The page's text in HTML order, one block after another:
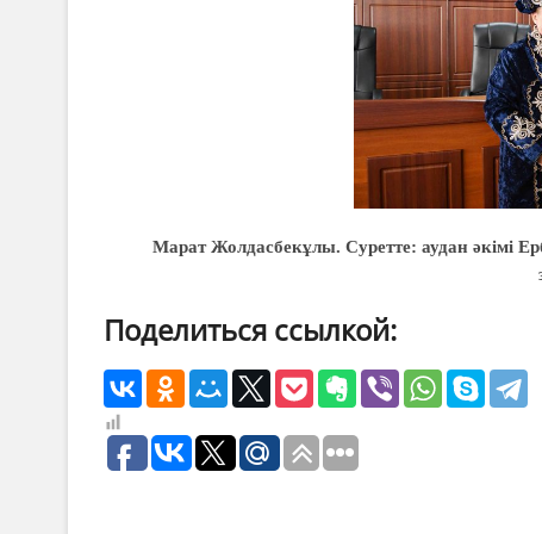
Марат Жолдасбекұлы. Суретте: аудан әкімі
Поделиться ссылкой: